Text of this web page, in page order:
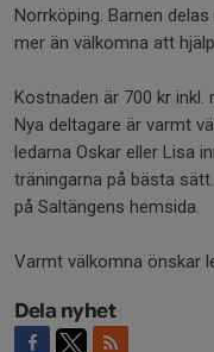
Norrköping. Barnen
mer än välkomna att
Kostnaden är 700 kr inkl.
Nya deltagare är varmt
ledarna Oskar eller Lisa
träningarna på bästa
på Saltängens hemsida.
Varmt välkomna önskar
Dela nyhet